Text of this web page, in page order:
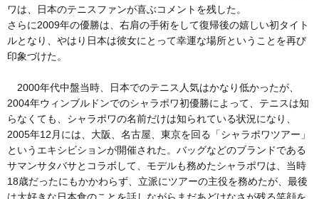
ワは、日本のテニスファンが喜ぶコメントを残した。
さらに2009年の優勝は、右肩の手術をして復帰後の嬉しい初タイト
ルとなり、やはり日本は彼女にとって幸運な場所ということを再び
印象づけた。
2000年代中盤当時、日本でのテニス人気はかなり低かったが、
2004年ウィンブルドンでのシャラポワ初優勝によって、テニスは知
らなくても、シャラポワの名前だけは知られている状況になり、
2005年12月には、大阪、名古屋、東京を回る「シャラポワツアー」
というエキシビションが開催された。バッグなどのブランドである
サマンサタバサとコラボして、モデルも務めたシャラポワは、当時
18歳だったにもかかわらず、立派にツアーの主役を務めたが、最後
は大好きな日本食のことを話しながらまだあどけなさが残る笑顔を